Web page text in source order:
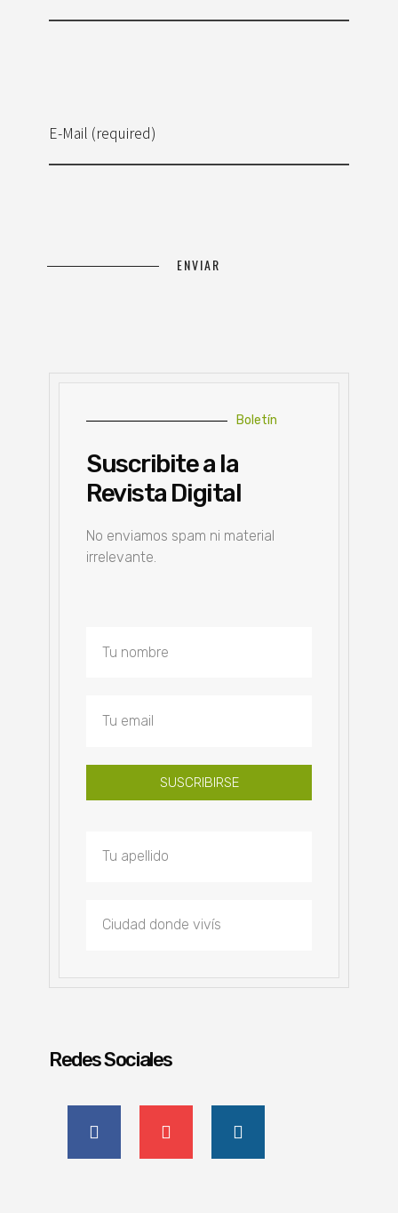
E-Mail (required)
Boletín
Suscribite a la
Revista Digital
No enviamos spam ni material
irrelevante.
SUSCRIBIRSE
Redes Sociales